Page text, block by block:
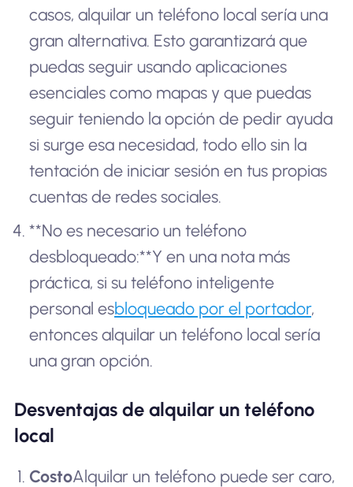
casos, alquilar un teléfono local sería una
gran alternativa. Esto garantizará que
puedas seguir usando aplicaciones
esenciales como mapas y que puedas
seguir teniendo la opción de pedir ayuda
si surge esa necesidad, todo ello sin la
tentación de iniciar sesión en tus propias
cuentas de redes sociales.
**No es necesario un teléfono
desbloqueado:**Y en una nota más
práctica, si su teléfono inteligente
personal esbloqueado por el portador,
entonces alquilar un teléfono local sería
una gran opción.
Desventajas de alquilar un teléfono
local
CostoAlquilar un teléfono puede ser caro,